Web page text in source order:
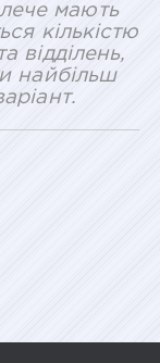
мають
кількістю
відділень,
найбільш